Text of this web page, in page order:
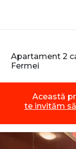
Apartament 2
Fermei
Această
te invităm